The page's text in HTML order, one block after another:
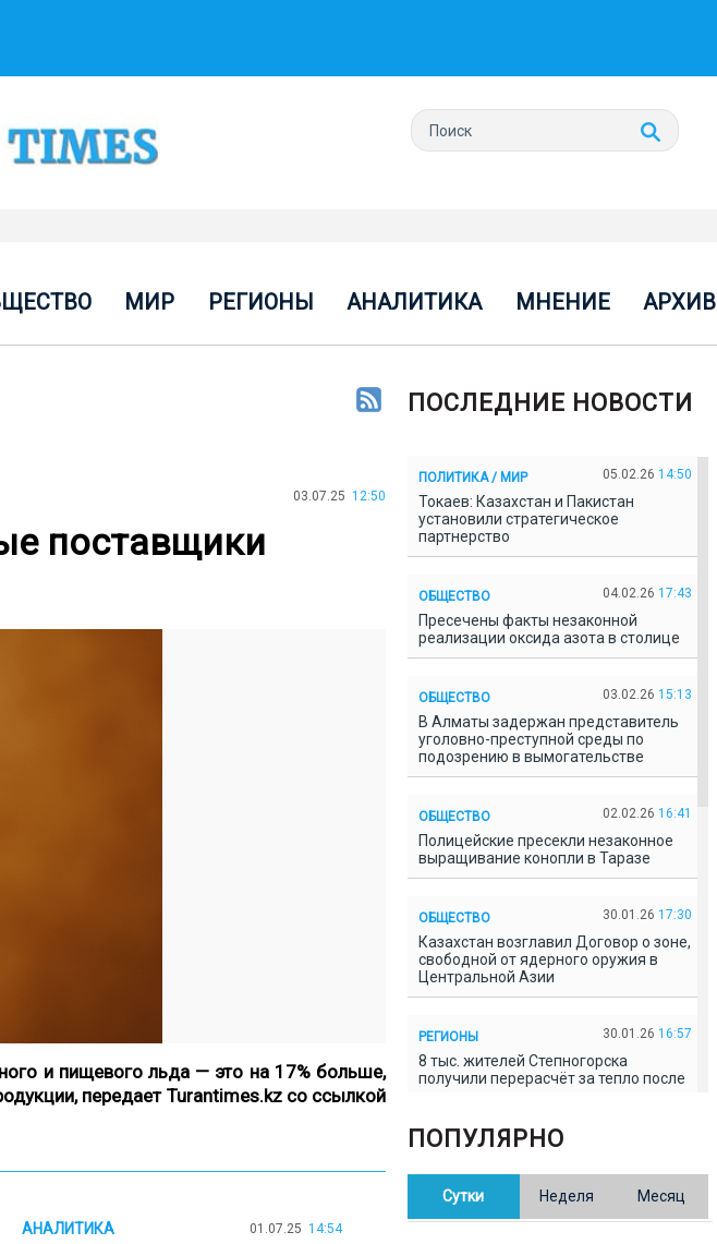
МИР РЕГИОНЫ АНАЛИТИКА МНЕНИЕ АРХИВ
03.07.25 12:50
поставщики
и пищевого льда — это на 17% больше,
передает Turantimes.kz со ссылкой
АНАЛИТИКА 01.07.25 14:54
ПОСЛЕДНИЕ НОВОСТИ
ПОЛИТИКА / МИР 05.02.26 14:50
Токаев: Казахстан и Пакистан
установили стратегическое
партнерство
ОБЩЕСТВО 04.02.26 17:43
Пресечены факты незаконной
реализации оксида азота в столице
ОБЩЕСТВО 03.02.26 15:13
В Алматы задержан представитель
уголовно-преступной среды по
подозрению в вымогательстве
ОБЩЕСТВО 02.02.26 16:41
Полицейские пресекли незаконное
выращивание конопли в Таразе
ОБЩЕСТВО 30.01.26 17:30
Казахстан возглавил Договор о зоне,
свободной от ядерного оружия в
Центральной Азии
РЕГИОНЫ 30.01.26 16:57
8 тыс. жителей Степногорска
получили перерасчёт за тепло после
В Казахстане готовят новую
редакцию Конституции: меняется
ПОПУЛЯРНО
Сутки Неделя Месяц